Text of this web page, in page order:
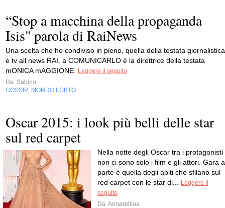
“Stop a macchina della propaganda
Isis" parola di RaiNews
Una scelta che ho condiviso in pieno, quella della testata giornalistica
e tv all news RAI. a COMUNICARLO è la direttrice della testata
mONICA mAGGIONE.
Leggere il seguito
Da Sabino
GOSSIP MONDO LGBTQ
Oscar 2015: i look più belli delle star
sul red carpet
Nella notte degli Oscar tra i protagonisti
non ci sono solo i film e gli attori. Gara a
parte è quella degli abiti che sfilano sul
red carpet con le star di...
Leggere il
seguito
Da Annarellina